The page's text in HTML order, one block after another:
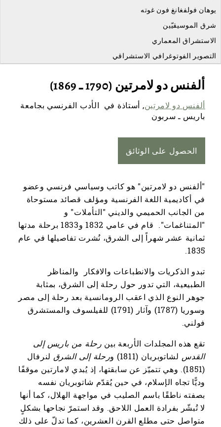
يوهان فولفغانغ فون غوته
شرق الموسيقيّين
الاستشراق المعماري
التصوير الفوتوغرافي الاستشراقي
ألفنس دو لامرتين (1790 ـ 1869)
ألفنس دو لامرتين, أستاذة في الأدب الفرنسي بجامعة
باريس ـ سربون
الحصول على الوثائق
"ألفنس دو لامرتين" هو كاتب وسياسي فرنسي وعضو
في أكاديمية اللغة الفرنسية ومؤلف قصائد مستوحاة
من الجانب الحميمي والديني "التأملات" و
"المتناغمات". قام في عامي 1832 و1833 برحلة مدتها
ثمانية عشر شهراً إلى الشرق، نُشرت تفاصيلها في عام
1835.
تبدو الذكريات والانطباعات والافكار والمناظر
الطبيعية، التي تدور حول رحلة إلى الشرق، بمثابة
جوهر النوع الذي اعقب الرومانسية بعد رحلة إلى مصر
وسوريا (1787) وآثار (1791) للفيلسوف والمستشرق
فولني.
تقع هذه المجلدات الأربعة بين رحلة من باريس إلى
القدسلشاتوبريان (1811) و رحلة إلى الشرقلنرفال
(1851). وهي تتميّز عن سابقتها، إذ يُبدي لامارتين موقفًا
وديًّا تجاه الإسلام، في حين يُقدّم شاتوبريان نفسه
بصفته ناطقًا باسم الصليب في مواجهة الهلال، كما أنها
لا تُبشّر بفرادة العمل اللاحق. وقد استمرّ نجاحها بشكلٍ
متواصل حتى مطلع القرن العشرين، كما تدلّ على ذلك